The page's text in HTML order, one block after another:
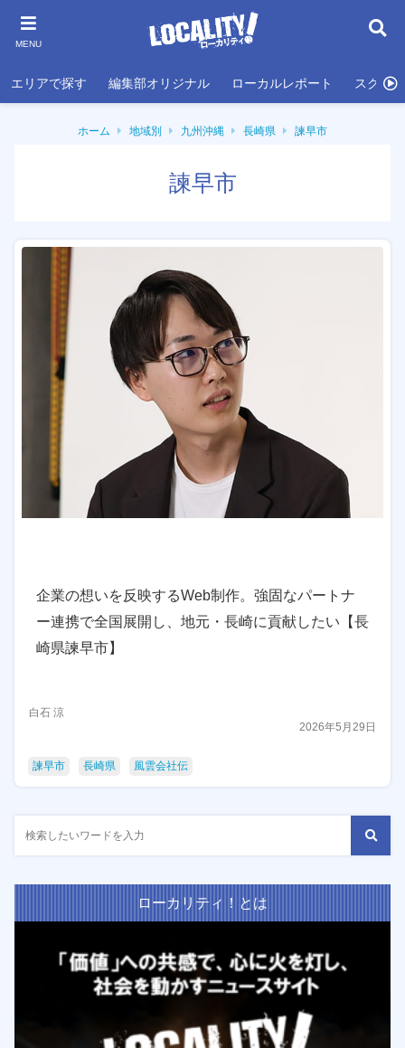
MENU
エリアで探す 編集部オリジナル ローカルレポート スクール
ホーム 地域別 九州沖縄 長崎県 諫早市
諫早市
企業の想いを反映するWeb制作。強固なパートナ
ー連携で全国展開し、地元・長崎に貢献したい【長
崎県諫早市】
白石 涼
2026年5月29日
諫早市 長崎県 風雲会社伝
ローカリティ！とは